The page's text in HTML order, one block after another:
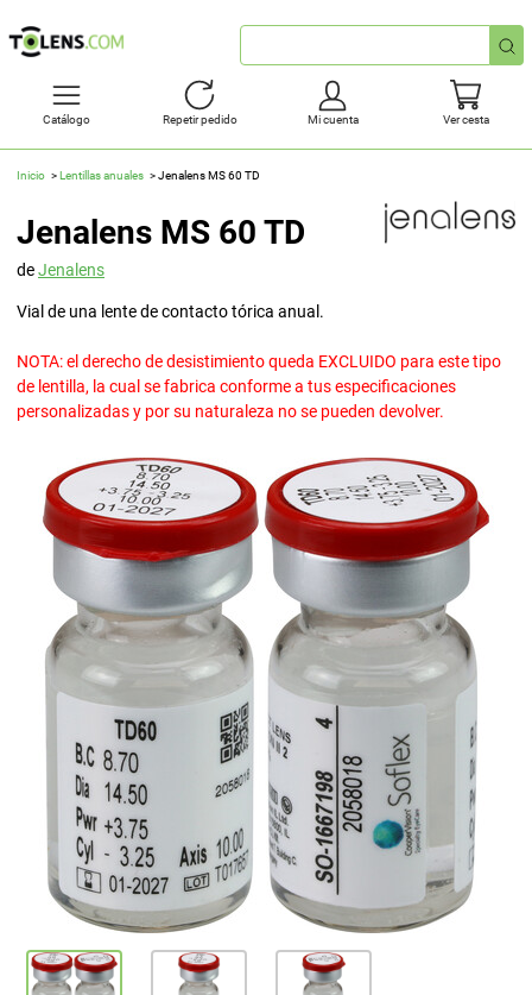
Búsqueda
rápida
Catálogo Repetir pedido Mi cuenta Ver cesta
Inicio Lentillas anuales Jenalens MS 60 TD
Jenalens MS 60 TD
deJenalens
Vial de una lente de contacto tórica anual.
NOTA: el derecho de desistimiento queda EXCLUIDO para este tipo
de lentilla, la cual se fabrica conforme a tus especificaciones
personalizadas y por su naturaleza no se pueden devolver.